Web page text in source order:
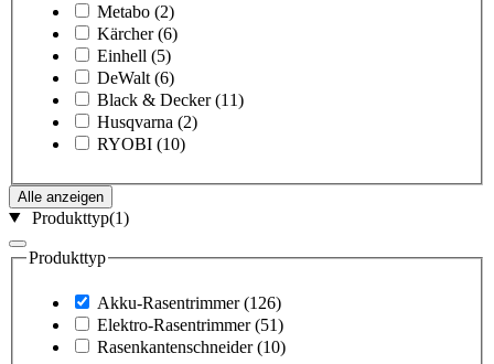
Metabo (2)
Kärcher (6)
Einhell (5)
DeWalt (6)
Black & Decker (11)
Husqvarna (2)
RYOBI (10)
Alle anzeigen
Produkttyp(1)
Produkttyp
Akku-Rasentrimmer (126)
Elektro-Rasentrimmer (51)
Rasenkantenschneider (10)